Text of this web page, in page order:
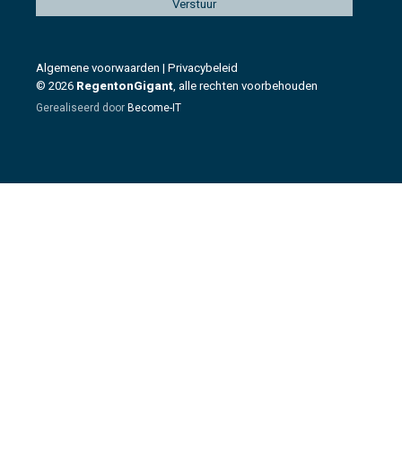
Algemene voorwaarden | Privacybeleid
© 2026 RegentonGigant, alle rechten voorbehouden
Gerealiseerd door Become-IT